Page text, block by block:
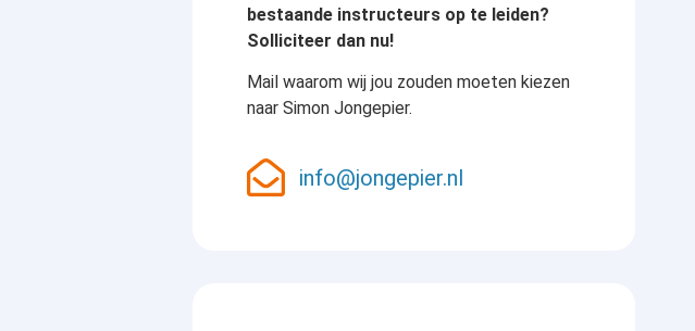
bestaande instructeurs op te leiden?
Solliciteer dan nu!
Mail waarom wij jou zouden moeten kiezen
naar Simon Jongepier.
info@jongepier.nl